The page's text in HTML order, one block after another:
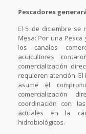
Pescadores
El 5 de diciembre se
Mesa: Por una Pesca
los canales
acuicultores
comercialización
requieren atención. El
asume el
comercialización
coordinación con
actuales en la
hidrobiológicos.